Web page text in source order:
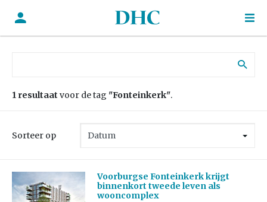
1 resultaat voor de tag "Fonteinkerk".
Sorteer op
Voorburgse Fonteinkerk krijgt
binnenkort tweede leven als
wooncomplex